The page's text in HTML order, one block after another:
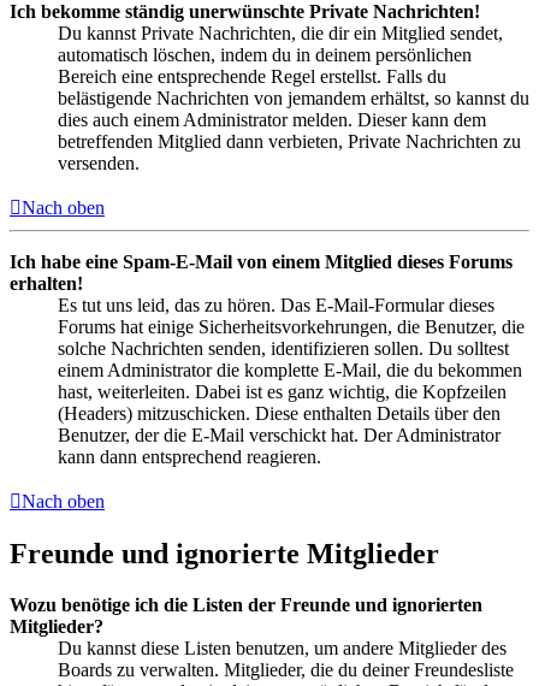
Ich bekomme ständig unerwünschte Private Nachrichten!
Du kannst Private Nachrichten, die dir ein Mitglied sendet,
automatisch löschen, indem du in deinem persönlichen
Bereich eine entsprechende Regel erstellst. Falls du
belästigende Nachrichten von jemandem erhältst, so kannst du
dies auch einem Administrator melden. Dieser kann dem
betreffenden Mitglied dann verbieten, Private Nachrichten zu
versenden.
Nach oben
Ich habe eine Spam-E-Mail von einem Mitglied dieses Forums
erhalten!
Es tut uns leid, das zu hören. Das E-Mail-Formular dieses
Forums hat einige Sicherheitsvorkehrungen, die Benutzer, die
solche Nachrichten senden, identifizieren sollen. Du solltest
einem Administrator die komplette E-Mail, die du bekommen
hast, weiterleiten. Dabei ist es ganz wichtig, die Kopfzeilen
(Headers) mitzuschicken. Diese enthalten Details über den
Benutzer, der die E-Mail verschickt hat. Der Administrator
kann dann entsprechend reagieren.
Nach oben
Freunde und ignorierte Mitglieder
Wozu benötige ich die Listen der Freunde und ignorierten
Mitglieder?
Du kannst diese Listen benutzen, um andere Mitglieder des
Boards zu verwalten. Mitglieder, die du deiner Freundesliste